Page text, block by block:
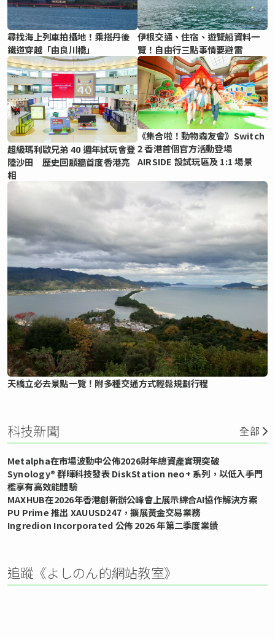
尋找海上列車拍攝地！乘搭丹後
鐵道穿越「由良川橋」
伊根交通、住宿、遊覽船資料一
覽！自由行三點事情要避雷
超級瑪利歐兄弟 40 週年試玩會登
陸沙田 歷史回顧牆首度香港亮
相
《集合啦！動物森友會》Switch
2 香港首個官方活動登場
AIRSIDE 設試玩區及 1:1 場景
天橋立必去景點一覽！附多種交通方式輕鬆規劃行程
科技新聞 全部
Metalpha在市場波動中公佈2026財年總資產實現突破
Synology® 群暉科技發表 DiskStation neo+ 系列，以低入手門
檻享有高效能體驗
MAXHUB在2026年香港創新辦公峰會上展示綜合AI協作解決方案
PU Prime 推出 XAUUSD247，擴展黃金交易業務
Ingredion Incorporated 公佈 2026 年第二季度業績
追蹤《よしのん的網站教室》